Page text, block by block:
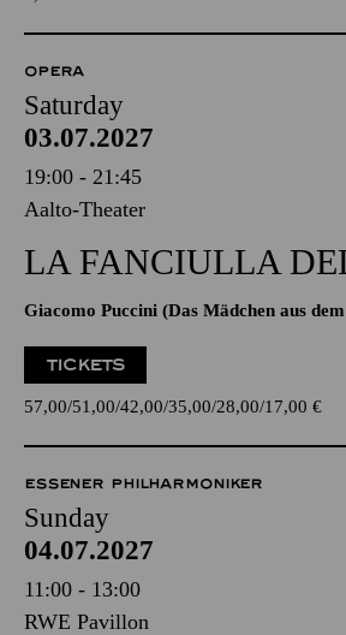
OPERA
Saturday
03.07.2027
19:00 - 21:45
Aalto-Theater
LA FANCIULLA
Giacomo Puccini (Das Mädchen aus
TICKETS
57,00 51,00 42,00 35,00 28,00 17,00 €
ESSENER PHILHARMONIKER
Sunday
04.07.2027
11:00 - 13:00
RWE Pavillon